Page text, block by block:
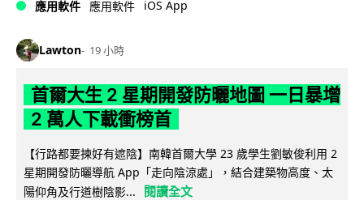
應用軟件 應用軟件 iOS App
Lawton 19 小時
首爾大生 2 星期開發防曬地圖 一日暴增
2 萬人下載衝榜首
【行路都要揀好有遮陰】南韓首爾大學 23 歲學生劉敏俊利用 2
星期開發防曬導航 App「走向陰涼處」，結合建築物高度、太
陽仰角及行道樹陰影...
閱讀全文